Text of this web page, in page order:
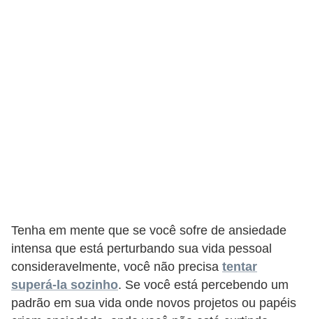
Tenha em mente que se você sofre de ansiedade
intensa que está perturbando sua vida pessoal
consideravelmente, você não precisa tentar
superá-la sozinho. Se você está percebendo um
padrão em sua vida onde novos projetos ou papéis
d
e
o